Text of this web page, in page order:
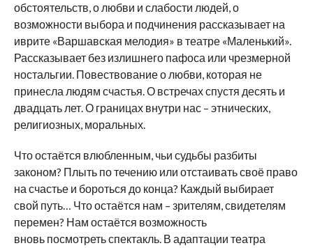
обстоятельств, о любви и слабости людей, о
возможности выбора и подчинения рассказывает на
иврите «Варшавская мелодия» в театре «Маленький».
Рассказывает без излишнего пафоса или чрезмерной
ностальгии. Повествование о любви, которая не
принесла людям счастья. О встречах спустя десять и
двадцать лет. О границах внутри нас – этнических,
религиозных, моральных.
Что остаётся влюбленным, чьи судьбы разбиты
законом? Плыть по течению или отстаивать своё право
на счастье и бороться до конца? Каждый выбирает
свой путь… Что остаётся нам – зрителям, свидетелям
перемен? Нам остаётся возможность
вновь посмотреть спектакль. В адаптации театра